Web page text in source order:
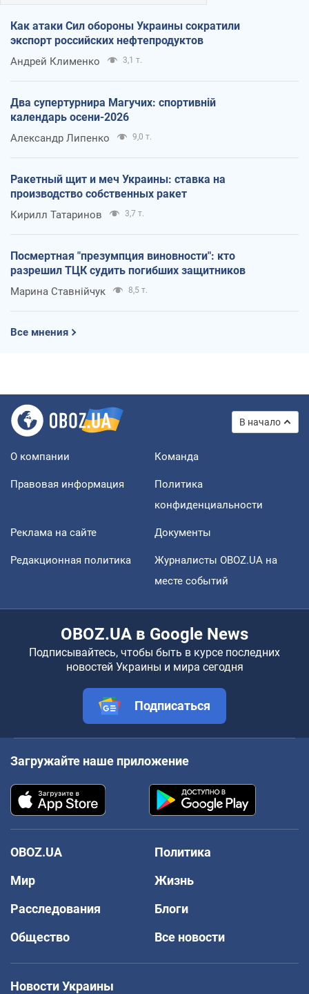
Как атаки Сил обороны Украины сократили
экспорт российских нефтепродуктов
Андрей Клименко 3,1 т.
Два супертурнира Магучих: спортивній
календарь осени-2026
Александр Липенко 9,0 т.
Ракетный щит и меч Украины: ставка на
производство собственных ракет
Кирилл Татаринов 3,7 т.
Посмертная "презумпция виновности": кто
разрешил ТЦК судить погибших защитников
Марина Ставнійчук 8,5 т.
Все мнения
В начало
О компании Команда
Правовая информация
Политика
конфиденциальности
Реклама на сайте Документы
Редакционная политика
Журналисты OBOZ.UA на
месте событий
OBOZ.UA в Google News
Подписывайтесь, чтобы быть в курсе последних
новостей Украины и мира сегодня
Подписаться
Загружайте наше приложение
OBOZ.UA
Политика
Мир
Жизнь
Расследования
Блоги
Общество
Все новости
Новости Украины